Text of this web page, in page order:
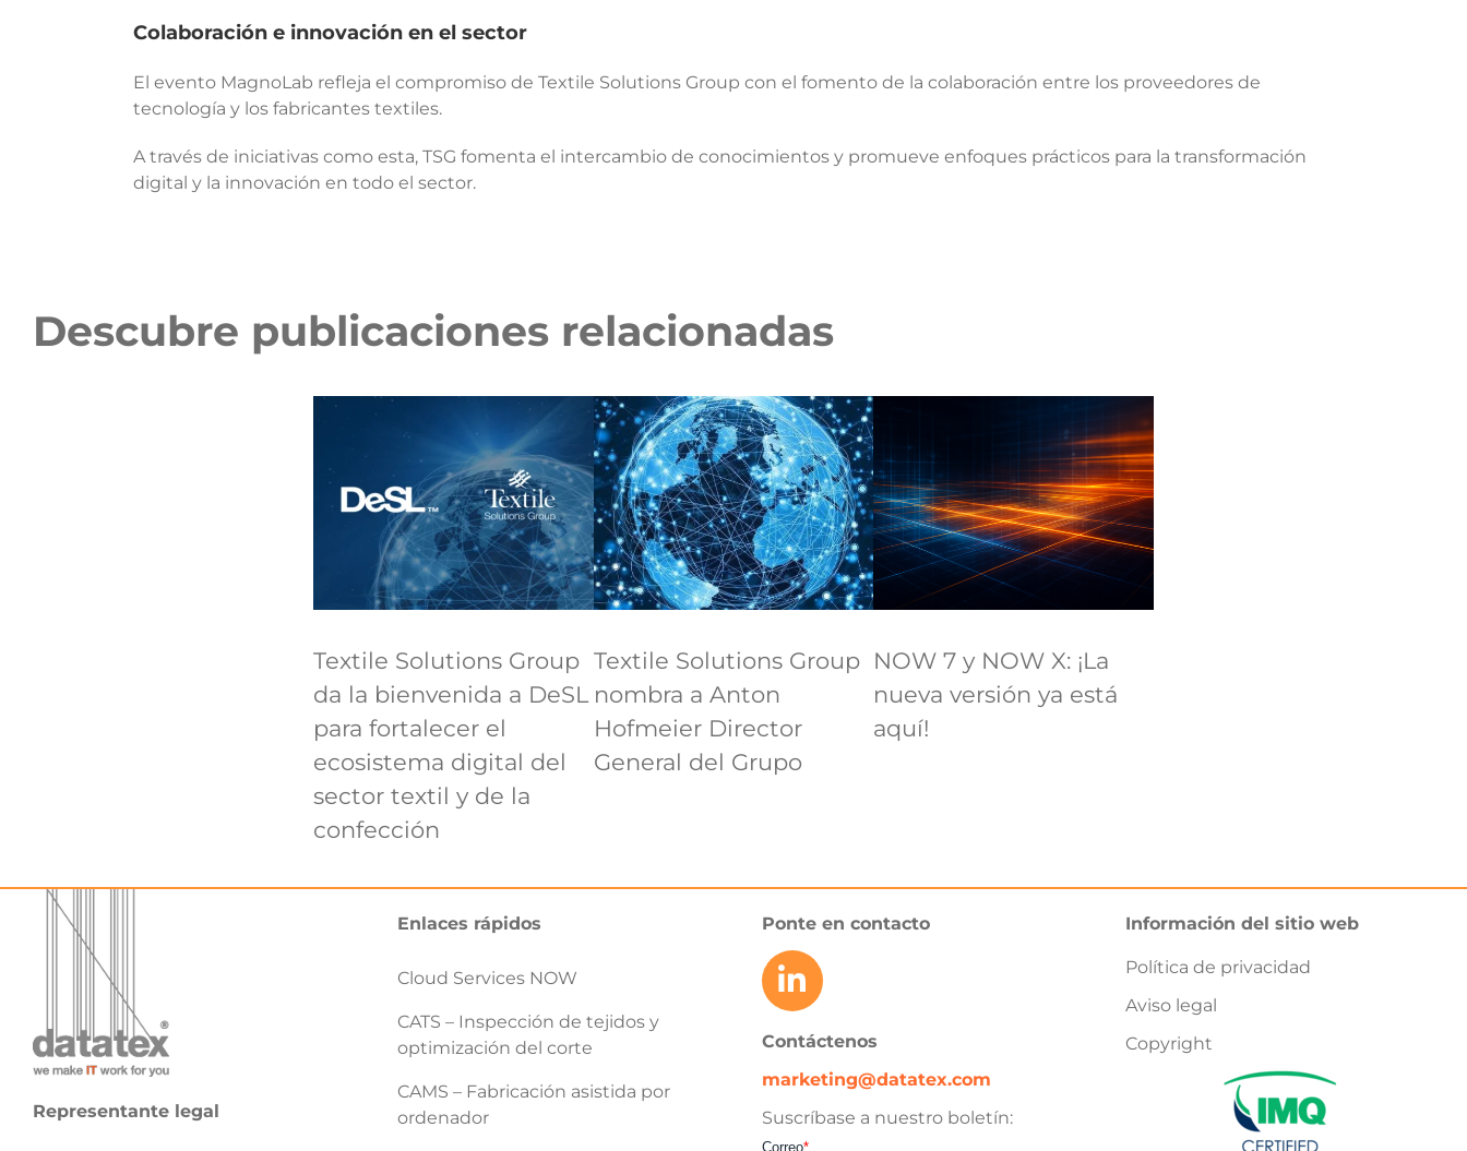
Colaboración e innovación en el sector
El evento MagnoLab refleja el compromiso de Textile Solutions Group con el fomento de la colaboración entre los proveedores de
tecnología y los fabricantes textiles.
A través de iniciativas como esta, TSG fomenta el intercambio de conocimientos y promueve enfoques prácticos para la transformación
digital y la innovación en todo el sector.
Descubre publicaciones relacionadas
Textile Solutions Group
da la bienvenida a DeSL
para fortalecer el
ecosistema digital del
sector textil y de la
confección
Textile Solutions Group
nombra a Anton
Hofmeier Director
General del Grupo
NOW 7 y NOW X: ¡La
nueva versión ya está
aquí!
Representante legal
Enlaces rápidos
Cloud Services NOW
CATS – Inspección de tejidos y
optimización del corte
CAMS – Fabricación asistida por
ordenador
Ponte en contacto
Contáctenos
marketing@datatex.com
Suscríbase a nuestro boletín:
Información del sitio web
Política de privacidad
Aviso legal
Copyright